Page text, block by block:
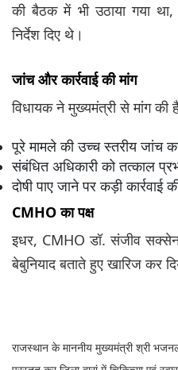
की बैठक में भी उठाया गया
निर्देश दिए थे।
जांच और कार्रवाई की मांग
विधायक ने मुख्यमंत्री से मांग की
पूरे मामले की उच्च स्तरीय जांच
संबंधित अधिकारी को तत्काल
दोषी पाए जाने पर कड़ी कार्रवाई
CMHO का पक्ष
इधर, CMHO डॉ. संजीव
बेबुनियाद बताते हुए खारिज कर
राजस्थान के माननीय मुख्यमंत्री श्री